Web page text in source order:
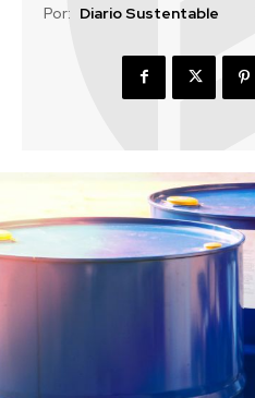
Por: Diario Sustentable